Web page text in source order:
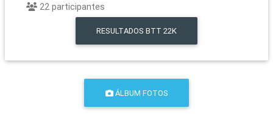
22 participantes
RESULTADOS BTT 22K
ÁLBUM FOTOS